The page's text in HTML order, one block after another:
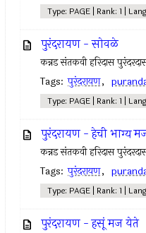
Type: PAGE | Rank: 1 |
पुरंदरायण - सोवळे
कन्नड संतकवी हरिदास
Tags: पुरंदरायण,
Type: PAGE | Rank: 1 |
पुरंदरायण - हेची भाग्य
कन्नड संतकवी हरिदास
Tags: पुरंदरायण,
Type: PAGE | Rank: 1 |
पुरंदरायण - हसूं मज येते